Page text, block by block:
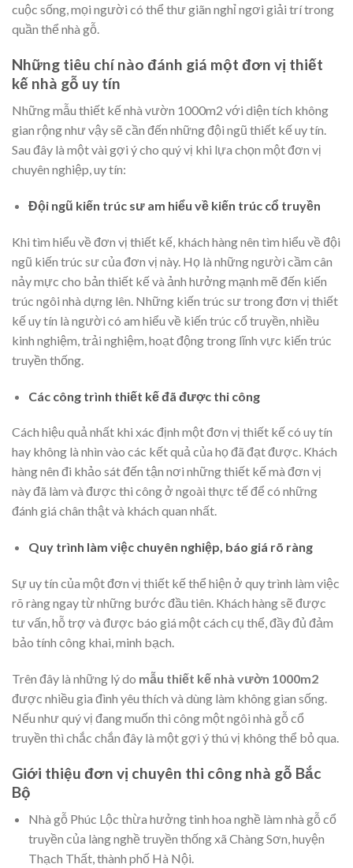
cuộc sống, mọi người có thể thư giãn nghỉ ngơi giải trí trong
quần thể nhà gỗ.
Những tiêu chí nào đánh giá một đơn vị thiết
kế nhà gỗ uy tín
Những mẫu thiết kế nhà vườn 1000m2 với diện tích không
gian rộng như vậy sẽ cần đến những đội ngũ thiết kế uy tín.
Sau đây là một vài gợi ý cho quý vị khi lựa chọn một đơn vị
chuyên nghiệp, uy tín:
Đội ngũ kiến trúc sư am hiểu về kiến trúc cổ truyền
Khi tìm hiểu về đơn vị thiết kế, khách hàng nên tìm hiểu về đội
ngũ kiến trúc sư của đơn vị này. Họ là những người cầm cân
nảy mực cho bản thiết kế và ảnh hưởng mạnh mẽ đến kiến
trúc ngôi nhà dựng lên. Những kiến trúc sư trong đơn vị thiết
kế uy tín là người có am hiểu về kiến trúc cổ truyền, nhiều
kinh nghiệm, trải nghiệm, hoạt động trong lĩnh vực kiến trúc
truyền thống.
Các công trình thiết kế đã được thi công
Cách hiệu quả nhất khi xác định một đơn vị thiết kế có uy tín
hay không là nhìn vào các kết quả của họ đã đạt được. Khách
hàng nên đi khảo sát đến tận nơi những thiết kế mà đơn vị
này đã làm và được thi công ở ngoài thực tế để có những
đánh giá chân thật và khách quan nhất.
Quy trình làm việc chuyên nghiệp, báo giá rõ ràng
Sự uy tín của một đơn vị thiết kế thể hiện ở quy trình làm việc
rõ ràng ngay từ những bước đầu tiên. Khách hàng sẽ được
tư vấn, hỗ trợ và được báo giá một cách cụ thể, đầy đủ đảm
bảo tính công khai, minh bạch.
Trên đây là những lý do mẫu thiết kế nhà vườn 1000m2
được nhiều gia đình yêu thích và dùng làm không gian sống.
Nếu như quý vị đang muốn thi công một ngôi nhà gỗ cổ
truyền thì chắc chắn đây là một gợi ý thú vị không thể bỏ qua.
Giới thiệu đơn vị chuyên thi công nhà gỗ Bắc
Bộ
Nhà gỗ Phúc Lộc thừa hưởng tinh hoa nghề làm nhà gỗ cổ
truyền của làng nghề truyền thống xã Chàng Sơn, huyện
Thạch Thất, thành phố Hà Nội.